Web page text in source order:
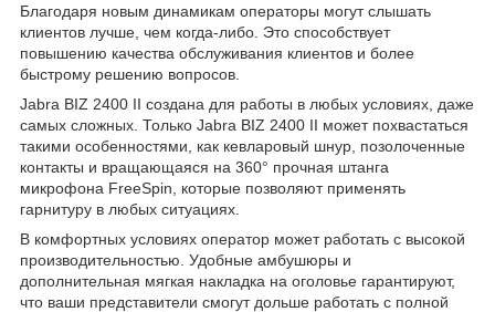
Благодаря новым динамикам операторы могут слышать
клиентов лучше, чем когда-либо. Это способствует
повышению качества обслуживания клиентов и более
быстрому решению вопросов.
Jabra BIZ 2400 II создана для работы в любых условиях, даже
самых сложных. Только Jabra BIZ 2400 II может похвастаться
такими особенностями, как кевларовый шнур, позолоченные
контакты и вращающаяся на 360° прочная штанга
микрофона FreeSpin, которые позволяют применять
гарнитуру в любых ситуациях.
В комфортных условиях оператор может работать с высокой
производительностью. Удобные амбушюры и
дополнительная мягкая накладка на оголовье гарантируют,
что ваши представители смогут дольше работать с полной